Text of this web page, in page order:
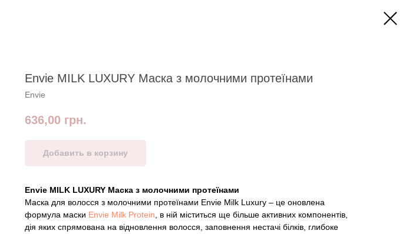
Envie MILK LUXURY Маска з молочними протеїнами
Envie
636,00 грн.
Добавить в корзину
Envie MILK LUXURY Маска з молочними протеїнами
Маска для волосся з молочними протеїнами Envie Milk Luxury – це оновлена ​​
формула маски Envie Milk Protein, в ній міститься ще більше активних компонентів,
дія яких спрямована на відновлення волосся, заповнення нестачі білків, глибоке